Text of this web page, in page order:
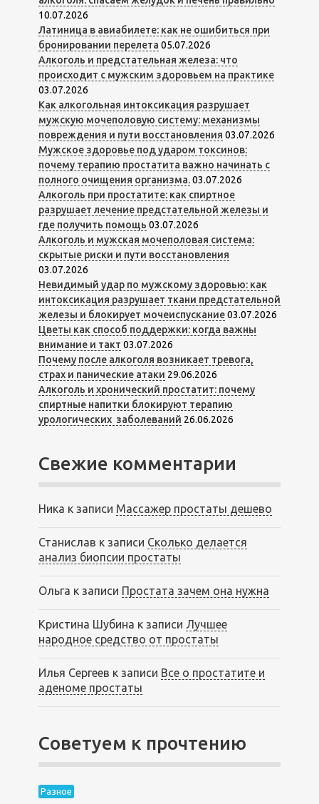
10.07.2026
Латиница в авиабилете: как не ошибиться при
бронировании перелета 05.07.2026
Алкоголь и предстательная железа: что
происходит с мужским здоровьем на практике
03.07.2026
Как алкогольная интоксикация разрушает
мужскую мочеполовую систему: механизмы
повреждения и пути восстановления 03.07.2026
Мужское здоровье под ударом токсинов:
почему терапию простатита важно начинать с
полного очищения организма.03.07.2026
Алкоголь при простатите: как спиртное
разрушает лечение предстательной железы и
где получить помощь 03.07.2026
Алкоголь и мужская мочеполовая система:
скрытые риски и пути восстановления
03.07.2026
Невидимый удар по мужскому здоровью: как
интоксикация разрушает ткани предстательной
железы и блокирует мочеиспускание03.07.2026
Цветы как способ поддержки: когда важны
внимание и такт 03.07.2026
Почему после алкоголя возникает тревога,
страх и панические атаки 29.06.2026
Алкоголь и хронический простатит: почему
спиртные напитки блокируют терапию
урологических заболеваний 26.06.2026
Свежие комментарии
Ника к записи Массажер простаты дешево
Станислав к записи Сколько делается
анализ биопсии простаты
Ольга к записи Простата зачем она нужна
Кристина Шубина к записи Лучшее
народное средство от простаты
Илья Сергеев к записи Все о простатите и
аденоме простаты
Советуем к прочтению
Разное